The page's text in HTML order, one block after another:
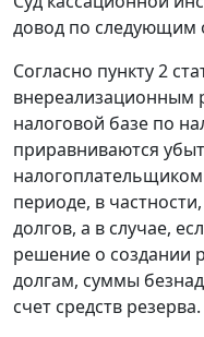
довод по следующим
Согласно пункту 2
внереализационным
налоговой базе по
приравниваются
периоде, в
долгов, а в случае,
решение о создании
долгам, суммы
счет средств резерва.